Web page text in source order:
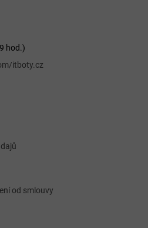
hod.)
itboty.cz
od smlouvy